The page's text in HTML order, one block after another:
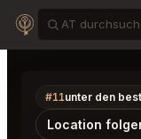
#11unter den
Location